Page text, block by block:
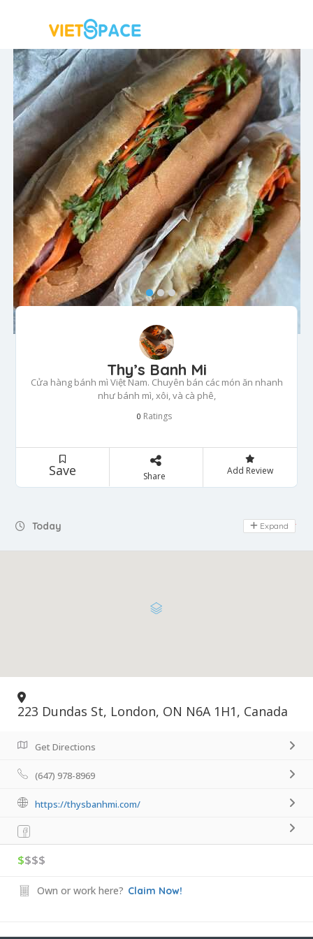
Thy’s Banh Mi
Cửa hàng bánh mì Việt Nam. Chuyên bán các món ăn nhanh
như bánh mì, xôi, và cà phê,
0 Ratings
Save Share Add Review
Today Day Off
Expand
223 Dundas St, London, ON N6A 1H1, Canada
Get Directions
(647) 978-8969
https://thysbanhmi.com/
$$$$
Own or work here? Claim Now!